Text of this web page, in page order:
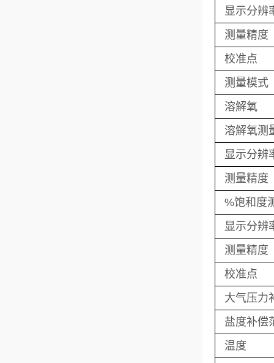
显示分辨
测量精度
校准点
测量模式
溶解氧
溶解氧测
显示分辨
测量精度
%饱和度
显示分辨
测量精度
校准点
大气压力
盐度补偿
温度